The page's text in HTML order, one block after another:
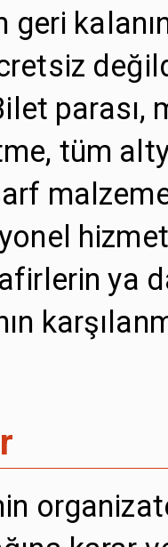
geri
parası,
tüm
ya